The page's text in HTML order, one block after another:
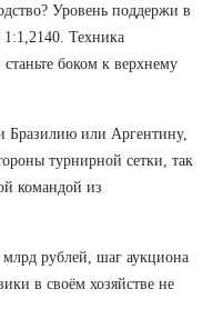
Уровень поддержи в
1:1,2140. Техника
боком к верхнему
Бразилию или Аргентину,
турнирной сетки, так
командой из
млрд рублей, шаг аукциона
в своём хозяйстве не